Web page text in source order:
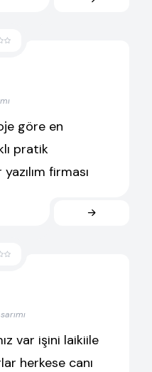
göre en
pratik
firması
var işini laikiile
herkese canı